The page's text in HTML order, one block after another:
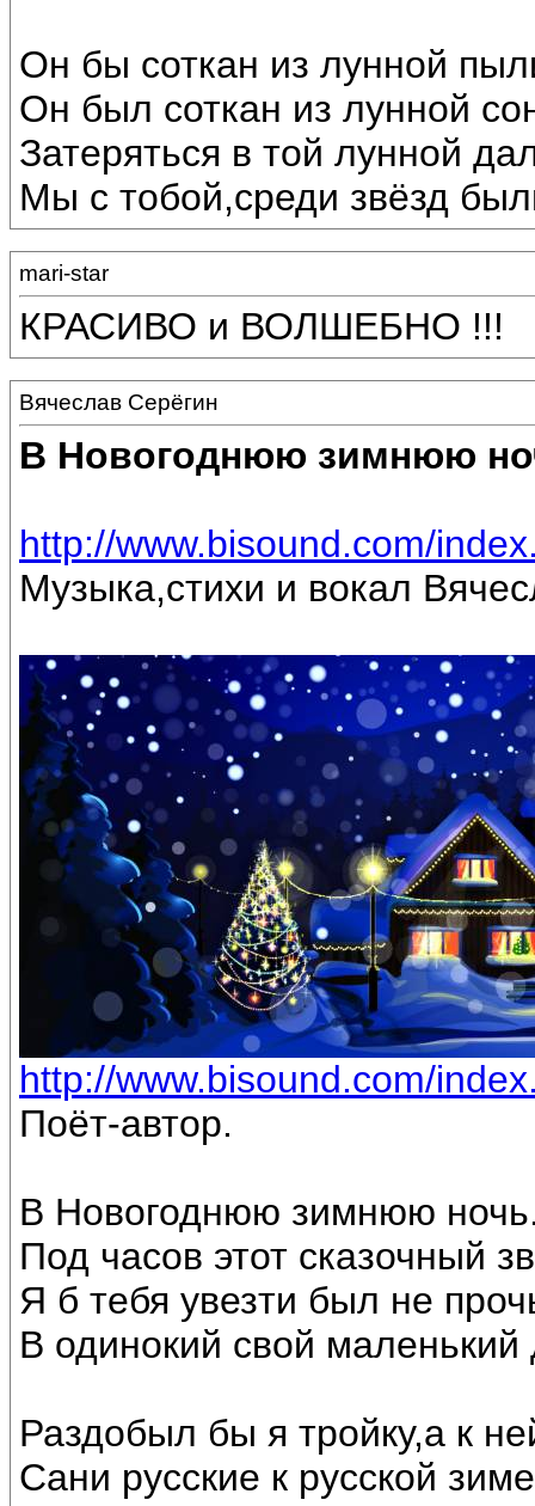
Он бы соткан из лунной
Он был соткан из лунной
Затеряться в той лунной
Мы с тобой,среди звёзд
mari-star
КРАСИВО и ВОЛШЕБНО !!!
Вячеслав Серёгин
В Новогоднюю зимнюю
http://www.bisound.com/
Музыка,стихи и вокал
http://www.bisound.com/
Поёт-автор.
В Новогоднюю зимнюю
Под часов этот сказочный
Я б тебя увезти был не
В одинокий свой
Раздобыл бы я тройку,а к
Сани русские к русской